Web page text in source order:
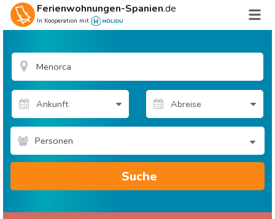
Ferienwohnungen-Spanien.de
In Kooperation mit
Personen
Suche